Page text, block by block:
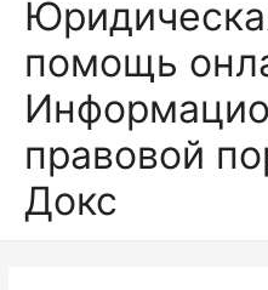
помощь
правовой
Докс